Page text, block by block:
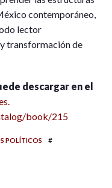
contemporáneo,
lector
transformación de
descargar en el
book/215
POLÍTICOS #